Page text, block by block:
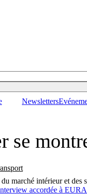
Newsletters
se
marché intérieur et
accordée à